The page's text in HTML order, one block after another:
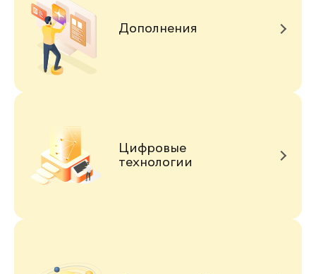
Дополнения
Цифровые
технологии